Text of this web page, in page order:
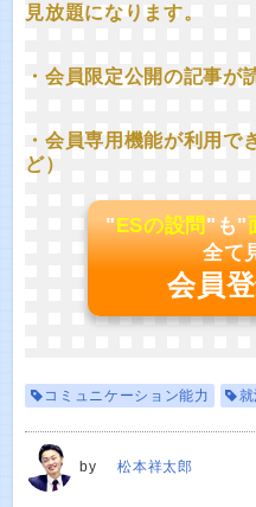
見放題になります。
・会員限定公開の記事が
・会員専用機能が利用で
ど）
"ESの設問"も"
全て
会員
コミュニケーション能力
by 松本祥太郎